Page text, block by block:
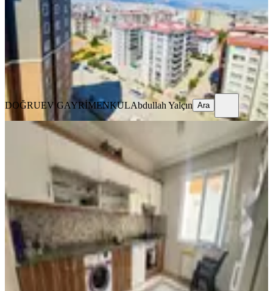
5+1 ·210 m²·9. Kat·09.08.2026
5.500.000 ₺
DOĞRUEV GAYRİMENKUL Abdullah Yalçın
DOĞRUEV GAYRİMENKULAbdullah Yalçın Ara
Çetin Gayrimenkul'den Agcalı Yoluna
Yakın Satılık Geniş 3+1 Dair
Onikişubat, Piri Reis Mahallesi
3+1· 150 m² ·5. Kat 08.08.2026
2.695.000 ₺
ÇETİN GAYRİMENKUL Özkan Çetin